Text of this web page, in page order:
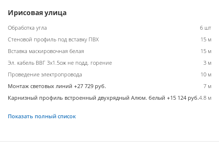
Ирисовая улица
Обработка угла
6 шт
Стеновой профиль под вставку ПВХ
15 м
Вставка маскировочная белая
15 м
Эл. кабель ВВГ 3х1.5ож не подд. горение
3 м
Проведение электропровода
10 м
Монтаж световых линий +27 729 руб.
7 м
Карнизный профиль встроенный двухрядный Алюм. белый +15 124 руб.4.8 м
Показать полный список